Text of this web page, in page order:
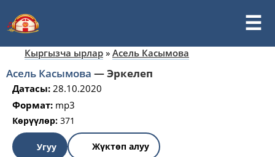
Кыргызча ырлар » Асель Касымова
Асель Касымова —Эркелеп
Датасы: 28.10.2020
Формат: mp3
Көрүүлөр: 371
Угуу Жүктөп алуу